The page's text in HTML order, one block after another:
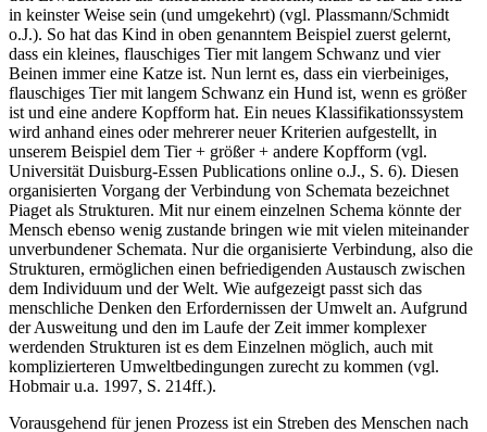
den Erwachsenen als einleuchtend erscheint, muss es für das Kind
in keinster Weise sein (und umgekehrt) (vgl. Plassmann/Schmidt
o.J.). So hat das Kind in oben genanntem Beispiel zuerst gelernt,
dass ein kleines, flauschiges Tier mit langem Schwanz und vier
Beinen immer eine Katze ist. Nun lernt es, dass ein vierbeiniges,
flauschiges Tier mit langem Schwanz ein Hund ist, wenn es größer
ist und eine andere Kopfform hat. Ein neues Klassifikationssystem
wird anhand eines oder mehrerer neuer Kriterien aufgestellt, in
unserem Beispiel dem Tier + größer + andere Kopfform (vgl.
Universität Duisburg-Essen Publications online o.J., S. 6). Diesen
organisierten Vorgang der Verbindung von Schemata bezeichnet
Piaget als Strukturen. Mit nur einem einzelnen Schema könnte der
Mensch ebenso wenig zustande bringen wie mit vielen miteinander
unverbundener Schemata. Nur die organisierte Verbindung, also die
Strukturen, ermöglichen einen befriedigenden Austausch zwischen
dem Individuum und der Welt. Wie aufgezeigt passt sich das
menschliche Denken den Erfordernissen der Umwelt an. Aufgrund
der Ausweitung und den im Laufe der Zeit immer komplexer
werdenden Strukturen ist es dem Einzelnen möglich, auch mit
komplizierteren Umweltbedingungen zurecht zu kommen (vgl.